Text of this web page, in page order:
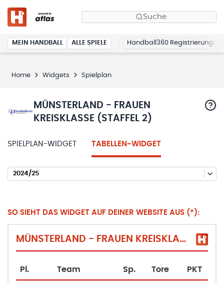
Suche
MEIN HANDBALL ALLE SPIELE Handball360 Registrierung
Home Widgets Spielplan
MÜNSTERLAND - FRAUEN
KREISKLASSE (STAFFEL 2)
SPIELPLAN-WIDGET TABELLEN-WIDGET
2024/25
SO SIEHT DAS WIDGET AUF DEINER WEBSITE AUS (*):
MÜNSTERLAND - FRAUEN KREISKLASSE (STAFFEL 2)
Pl. Team Sp. Tore PKT